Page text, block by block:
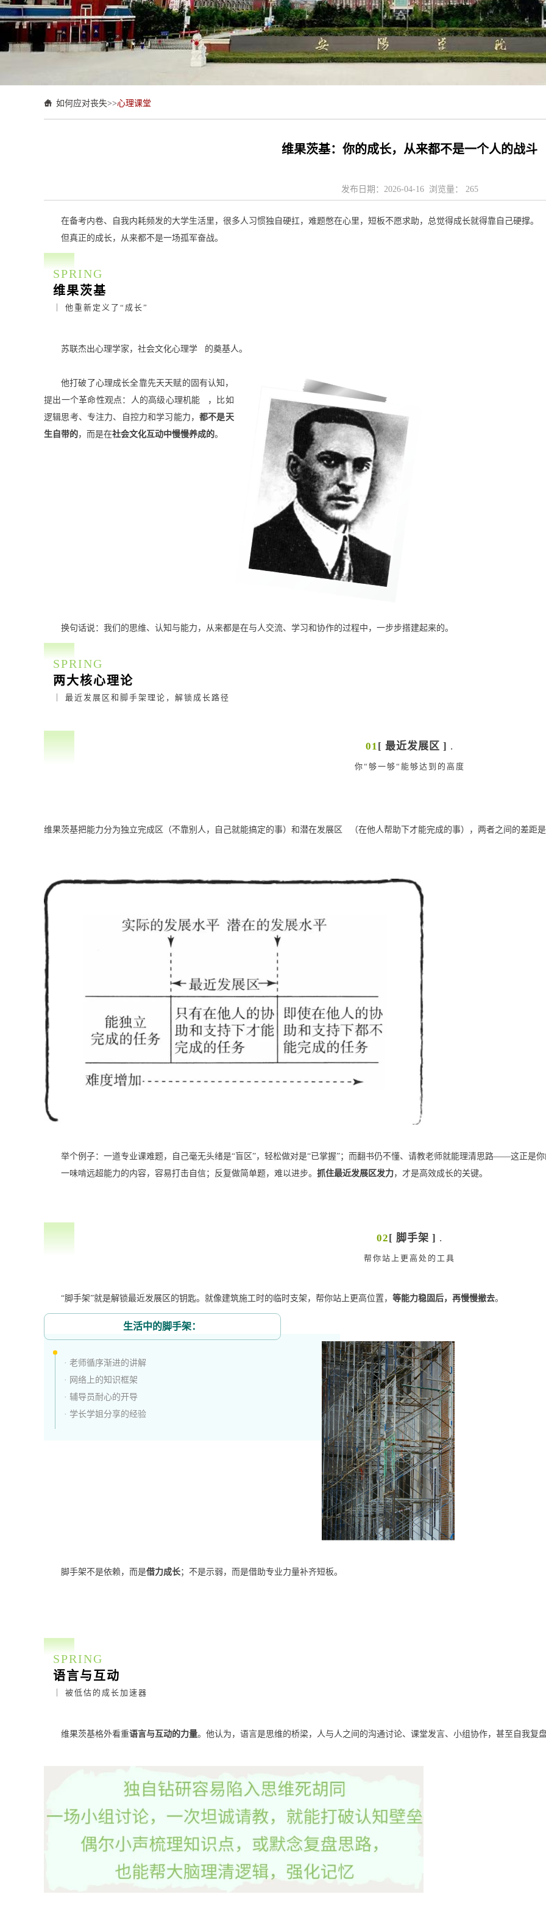
如何应对丧失>>心理课堂
维果茨基：你的成长，从来都不是一个人的战斗
发布日期：2026-04-16 浏览量： 265
在备考内卷、自我内耗频发的大学生活里，很多人习惯独自硬扛，难题憋在心里，短板不愿求助，总觉得成长就得靠自己硬撑。
但真正的成长，从来都不是一场孤军奋战。
SPRING
维果茨基
｜ 他重新定义了“成长”
苏联杰出心理学家， 社会文化心理学 的奠基人。
他打破了心理成长全靠先天天赋的固有认知，
提出一个革命性观点：人的高级心理机能
，比如
逻辑思考、专注力、自控力和学习能力， 都不是天
生自带的，而是在社会文化互动中慢慢养成的。
换句话说：我们的思维、认知与能力，从来都是在与人交流、学习和协作的过程中，一步步搭建起来的。
SPRING
两大核心理论
｜ 最近发展区和脚手架理论，解锁成长路径
01 [ 最近发展区 ] .
你“够一够“能够达到的高度
维果茨基把能力分为独立完成区（不靠别人，自己就能搞定的事）和潜在发展区 （在他人帮助下才能完成的事），两者之间的差距是
举个例子：一道专业课难题，自己毫无头绪是“盲区”，轻松做对是“已掌握”；而翻书仍不懂、请教老师就能理清思路——这正是你
一味啃远超能力的内容，容易打击自信；反复做简单题，难以进步。 抓住最近发展区发力，才是高效成长的关键。
02[ 脚手架 ] .
帮你站上更高处的工具
“脚手架”就是解锁最近发展区的钥匙。就像建筑施工时的临时支架，帮你站上更高位置， 等能力稳固后，再慢慢撤去。
生活中的脚手架：
· 老师循序渐进的讲解
· 网络上的知识框架
· 辅导员耐心的开导
· 学长学姐分享的经验
脚手架不是依赖，而是借力成长；不是示弱，而是借助专业力量补齐短板。
SPRING
语言与互动
｜ 被低估的成长加速器
维果茨基格外看重语言与互动的力量。他认为，语言是思维的桥梁，人与人之间的沟通讨论、课堂发言、小组协作，甚至自我复